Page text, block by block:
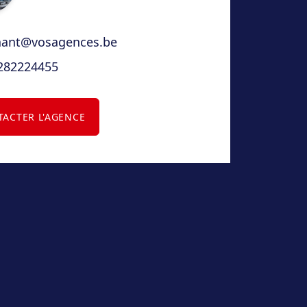
L'AGENCE